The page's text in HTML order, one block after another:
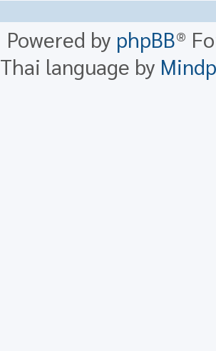
Powered by phpBB®
Thai language by